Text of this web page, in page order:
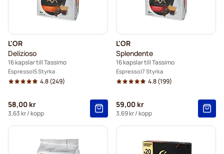
L'OR
Delizioso
16 kapslar till Tassimo
Espresso 5 Styrka
4.8(249)
58,00 kr
3,63 kr/ kopp
L'OR
Splendente
16 kapslar till Tassimo
Espresso 7 Styrka
4.8(199)
59,00 kr
3,69 kr/ kopp